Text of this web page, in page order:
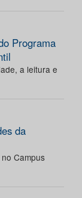
Programa
a leitura e
da
Campus